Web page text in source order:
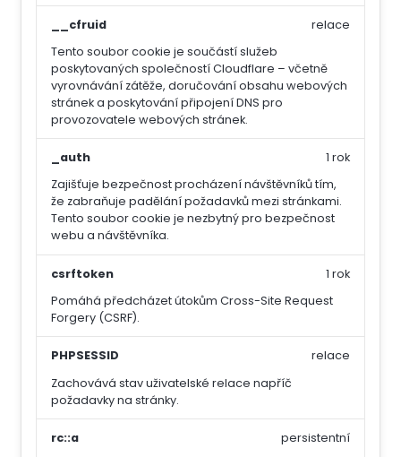
__cfruid
Tento soubor cookie je součástí služeb
poskytovaných společností Cloudflare – včetně
vyrovnávání zátěže, doručování obsahu webových
stránek a poskytování připojení DNS pro
provozovatele webových stránek.
relace
_auth
Zajišťuje bezpečnost procházení návštěvníků tím,
že zabraňuje padělání požadavků mezi stránkami.
Tento soubor cookie je nezbytný pro bezpečnost
webu a návštěvníka.
1 rok
csrftoken
Pomáhá předcházet útokům Cross-Site Request
Forgery (CSRF).
1 rok
PHPSESSID
Zachovává stav uživatelské relace napříč
požadavky na stránky.
relace
rc::a
persistentní